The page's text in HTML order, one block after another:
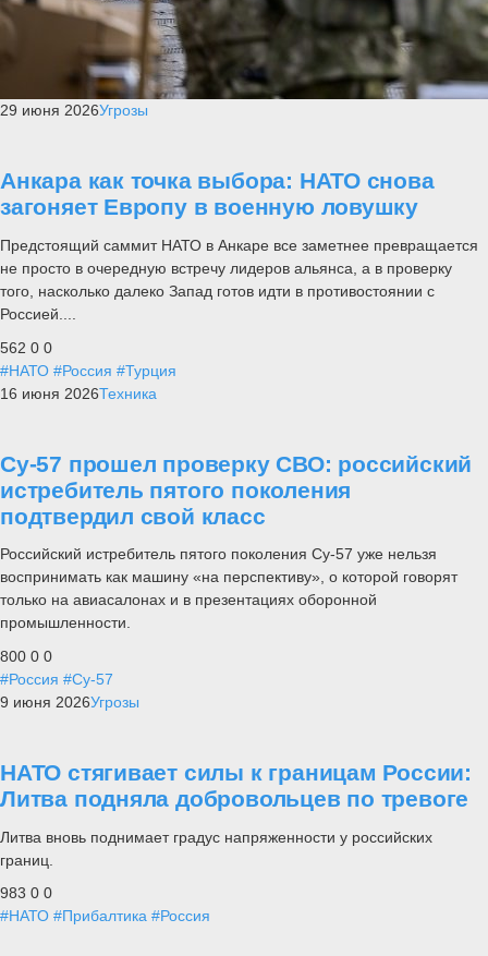
29 июня 2026Угрозы
Анкара как точка выбора: НАТО снова
загоняет Европу в военную ловушку
Предстоящий саммит НАТО в Анкаре все заметнее превращается
не просто в очередную встречу лидеров альянса, а в проверку
того, насколько далеко Запад готов идти в противостоянии с
Россией....
562 0 0
#НАТО #Россия #Турция
16 июня 2026Техника
Су-57 прошел проверку СВО: российский
истребитель пятого поколения
подтвердил свой класс
Российский истребитель пятого поколения Су-57 уже нельзя
воспринимать как машину «на перспективу», о которой говорят
только на авиасалонах и в презентациях оборонной
промышленности.
800 0 0
#Россия #Су-57
9 июня 2026Угрозы
НАТО стягивает силы к границам России:
Литва подняла добровольцев по тревоге
Литва вновь поднимает градус напряженности у российских
границ.
983 0 0
#НАТО #Прибалтика #Россия